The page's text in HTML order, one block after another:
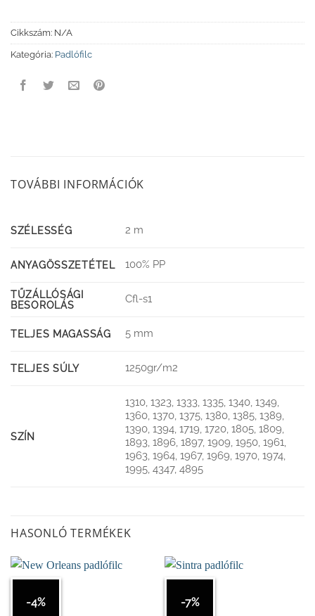
Cikkszám: N/A
Kategória: Padlófilc
TOVÁBBI INFORMÁCIÓK
SZÉLESSÉG 2 m
ANYAGÖSSZETÉTEL 100% PP
TŰZÁLLÓSÁGI
BESOROLÁS
Cfl-s1
TELJES MAGASSÁG 5 mm
TELJES SÚLY 1250gr/m2
SZÍN
1310, 1323, 1333, 1335, 1340, 1349,
1360, 1370, 1375, 1380, 1385, 1389,
1390, 1394, 1719, 1720, 1805, 1809,
1893, 1896, 1897, 1909, 1950, 1961,
1963, 1964, 1967, 1969, 1970, 1974,
1995, 4347, 4895
HASONLÓ TERMÉKEK
-4% -7%